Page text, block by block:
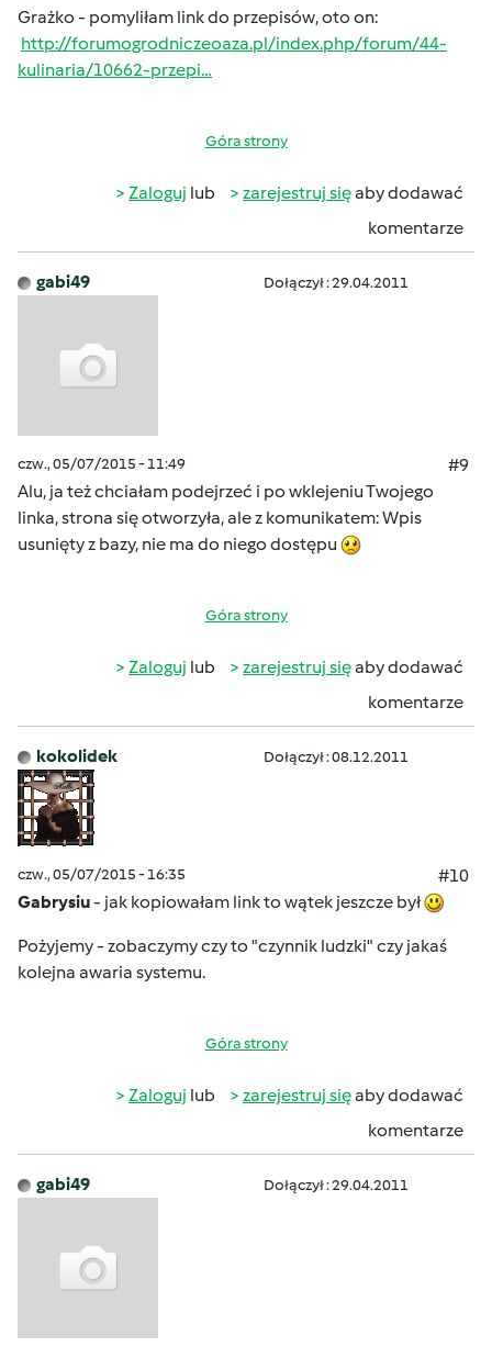
Grażko - pomyliłam link do przepisów, oto on:
http://forumogrodniczeoaza.pl/index.php/forum/44-
kulinaria/10662-przepi…
Góra strony
Zaloguj lub zarejestruj sięaby dodawać
komentarze
gabi49 Dołączył : 29.04.2011
czw., 05/07/2015 - 11:49
#9
Alu, ja też chciałam podejrzeć i po wklejeniu Twojego
linka, strona się otworzyła, ale z komunikatem: Wpis
usunięty z bazy, nie ma do niego dostępu
Góra strony
Zaloguj lub zarejestruj sięaby dodawać
komentarze
kokolidek Dołączył : 08.12.2011
czw., 05/07/2015 - 16:35
#10
Gabrysiu- jak kopiowałam link to wątek jeszcze był
Pożyjemy - zobaczymy czy to "czynnik ludzki" czy jakaś
kolejna awaria systemu.
Góra strony
Zaloguj lub zarejestruj sięaby dodawać
komentarze
gabi49 Dołączył : 29.04.2011